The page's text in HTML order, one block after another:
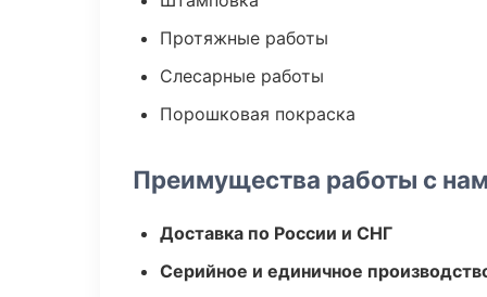
Протяжные работы
Слесарные работы
Порошковая покраска
Преимущества работы с
Доставка по России и СНГ
Серийное и единичное